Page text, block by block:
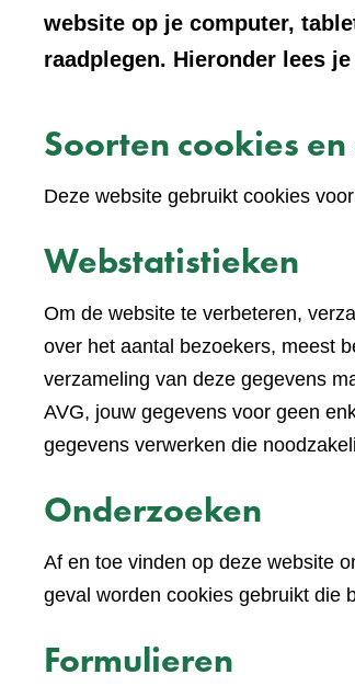
website op je computer,
raadplegen. Hieronder lees
Soorten cookies
Deze website gebruikt cookies
Webstatistieken
Om de website te verbeteren,
over het aantal bezoekers, meest
verzameling van deze gegevens
AVG, jouw gegevens voor geen
gegevens verwerken die
Onderzoeken
Af en toe vinden op deze website
geval worden cookies gebruikt die
Formulieren